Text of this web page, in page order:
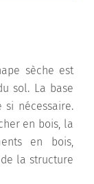
sèche est
sol. La base
nécessaire.
en bois, la
en bois,
la structure